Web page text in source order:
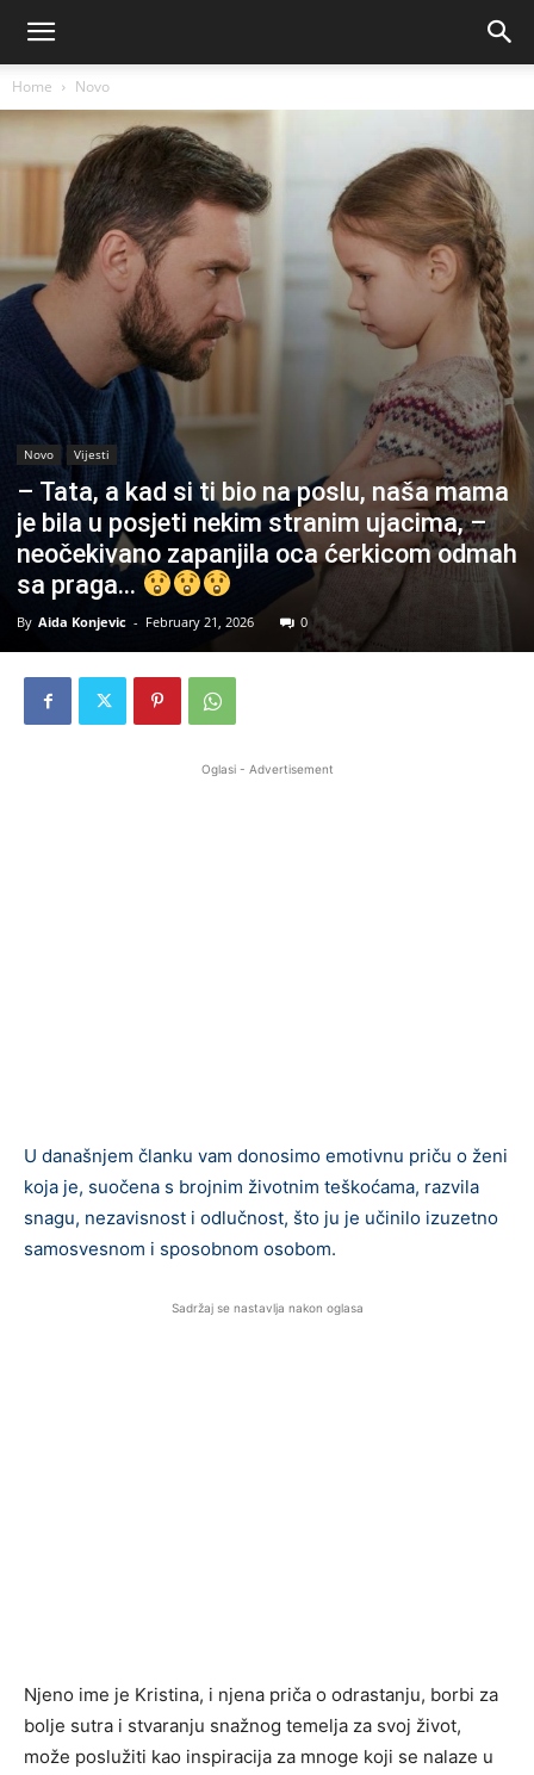
Home Novo
Novo Vijesti
– Tata, a kad si ti bio na poslu, naša mama
je bila u posjeti nekim stranim ujacima, –
neočekivano zapanjila oca ćerkicom odmah
sa praga…
By Aida Konjevic - February 21, 2026 0
Oglasi - Advertisement
U današnjem članku vam donosimo emotivnu priču o ženi
koja je, suočena s brojnim životnim teškoćama, razvila
snagu, nezavisnost i odlučnost, što ju je učinilo izuzetno
samosvesnom i sposobnom osobom.
Sadržaj se nastavlja nakon oglasa
Njeno ime je Kristina, i njena priča o odrastanju, borbi za
bolje sutra i stvaranju snažnog temelja za svoj život,
može poslužiti kao inspiracija za mnoge koji se nalaze u